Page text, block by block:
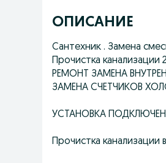
ОПИСАНИЕ
Сантехник . Замена
Прочистка канализации
РЕМОНТ ЗАМЕНА
ЗАМЕНА СЧЕТЧИКОВ
УСТАНОВКА
Прочистка канализации